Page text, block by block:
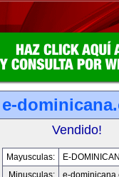
e-
Vendido!
Mayusculas:
E-
Minusculas:
e-